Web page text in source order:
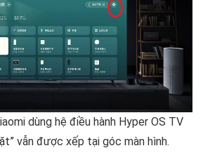
dùng hệ điều hành Hyper OS TV
vẫn được xếp tại góc màn hình.